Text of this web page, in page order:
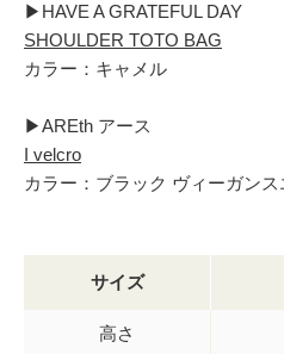
▶︎HAVE A GRATEFUL DAY
SHOULDER TOTO BAG
カラー：キャメル
▶︎AREth アース
I velcro
カラー：ブラック ヴィーガンス
サイズ
高さ